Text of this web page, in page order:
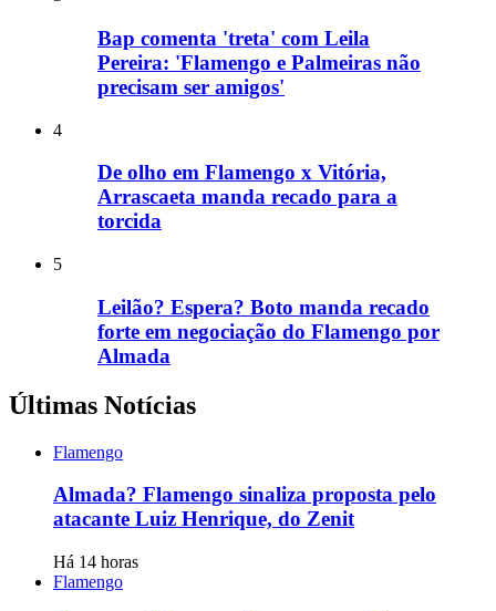
Bap comenta 'treta' com Leila
Pereira: 'Flamengo e Palmeiras não
precisam ser amigos'
4
De olho em Flamengo x Vitória,
Arrascaeta manda recado para a
torcida
5
Leilão? Espera? Boto manda recado
forte em negociação do Flamengo por
Almada
Últimas Notícias
Flamengo
Almada? Flamengo sinaliza proposta pelo
atacante Luiz Henrique, do Zenit
Há 14 horas
Flamengo